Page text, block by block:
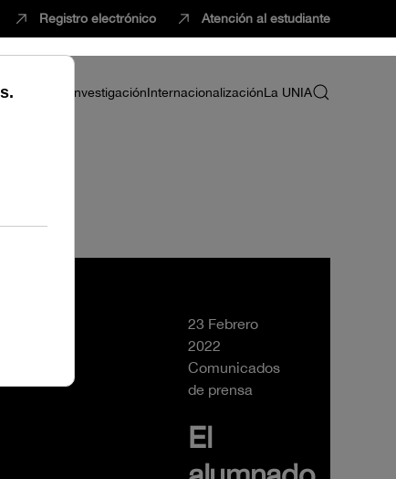
Registro electrónico Atención al estudiante
Profesorado InvestigaciónInternacionalizaciónLa UNIA
23 Febrero
2022
Comunicados
de prensa
El